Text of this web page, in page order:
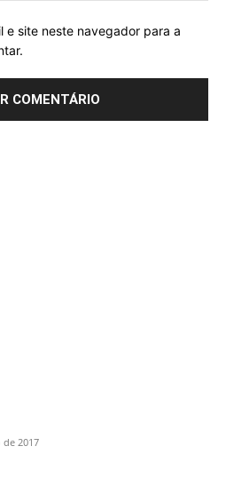
e site neste navegador para a
2017